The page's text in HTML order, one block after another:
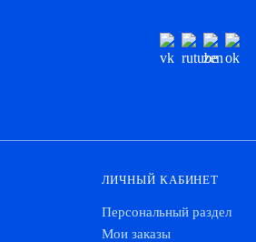
ЛИЧНЫЙ КАБИНЕТ
Персональный раздел
Мои заказы